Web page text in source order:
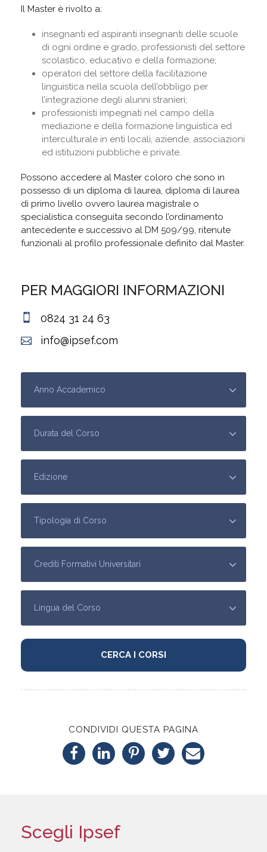
Il Master è rivolto a:
insegnanti ed aspiranti insegnanti delle scuole
di ogni ordine e grado, professionisti del settore
scolastico, educativo e della formazione;
operatori del settore della facilitazione
linguistica nella scuola dell’obbligo per
l’integrazione degli alunni stranieri;
professionisti impegnati nel campo della
mediazione e della formazione linguistica ed
interculturale in enti locali, aziende, associazioni
ed istituzioni pubbliche e private.
Possono accedere al Master coloro che sono in
possesso di un diploma di laurea, diploma di laurea
di primo livello ovvero laurea magistrale o
specialistica conseguita secondo l’ordinamento
antecedente e successivo al DM 509/99, ritenute
funzionali al profilo professionale definito dal Master.
PER MAGGIORI INFORMAZIONI
0824 31 24 63
info@ipsef.com
CONDIVIDI QUESTA PAGINA
Scegli Ipsef